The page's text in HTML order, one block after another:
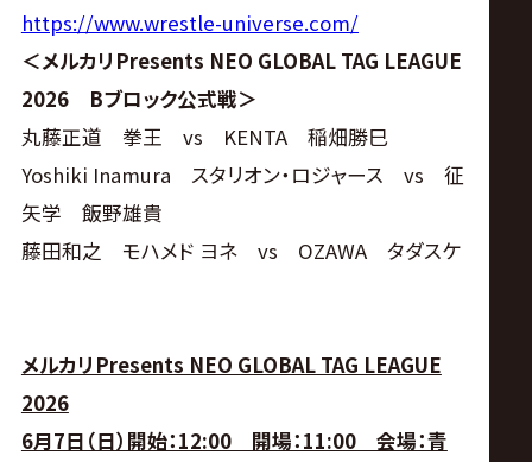
https://www.wrestle-universe.com/
＜メルカリPresents NEO GLOBAL TAG LEAGUE
2026 Bブロック公式戦＞
丸藤正道 拳王 vs KENTA 稲畑勝巳
Yoshiki Inamura スタリオン・ロジャース vs 征
矢学 飯野雄貴
藤田和之 モハメド ヨネ vs OZAWA タダスケ
メルカリPresents NEO GLOBAL TAG LEAGUE
2026
6月7日（日）開始：12:00 開場：11:00 会場：青